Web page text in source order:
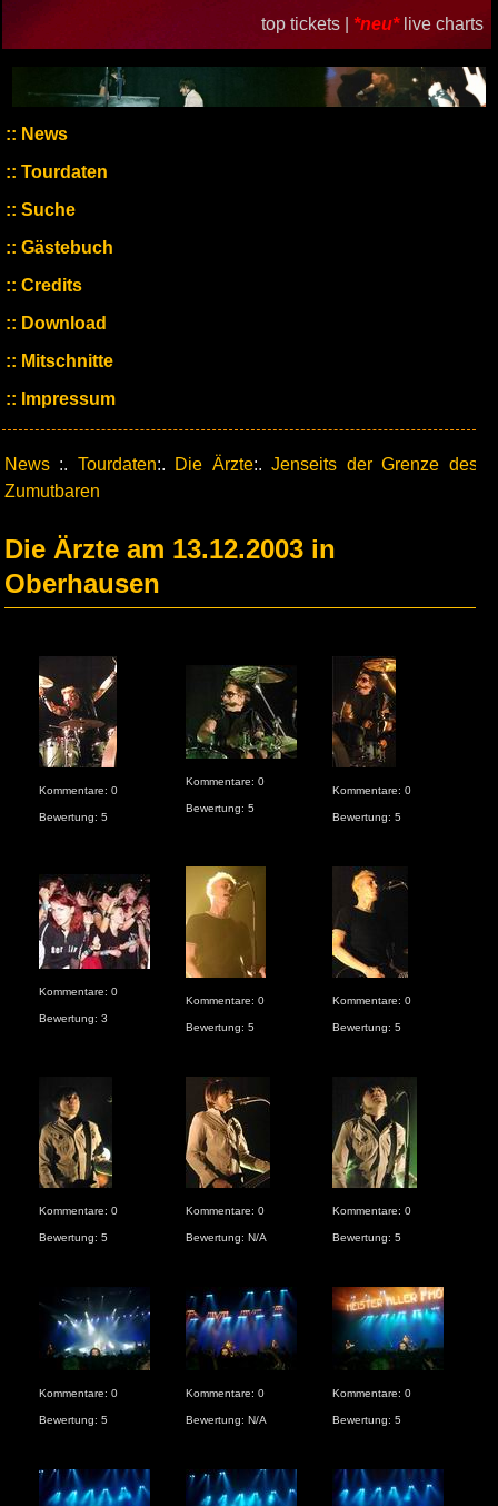
top tickets | *neu* live charts
News
Tourdaten
Suche
Gästebuch
Credits
Download
Mitschnitte
Impressum
News :. Tourdaten:. Die Ärzte:.Jenseits der Grenze des
Zumutbaren
Die Ärzte am 13.12.2003 in
Oberhausen
Kommentare: 0
Bewertung: 5
Kommentare: 0
Bewertung: 5
Kommentare: 0
Bewertung: 5
Kommentare: 0
Bewertung: 3
Kommentare: 0
Bewertung: 5
Kommentare: 0
Bewertung: 5
Kommentare: 0
Bewertung: 5
Kommentare: 0
Bewertung: N/A
Kommentare: 0
Bewertung: 5
Kommentare: 0
Bewertung: 5
Kommentare: 0
Bewertung: N/A
Kommentare: 0
Bewertung: 5